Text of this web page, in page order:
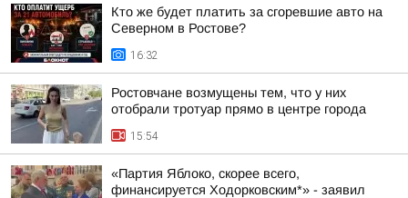
Кто же будет платить за сгоревшие авто на
Северном в Ростове?
16:32
Ростовчане возмущены тем, что у них
отобрали тротуар прямо в центре города
15:54
«Партия Яблоко, скорее всего,
финансируется Ходорковским*» - заявил